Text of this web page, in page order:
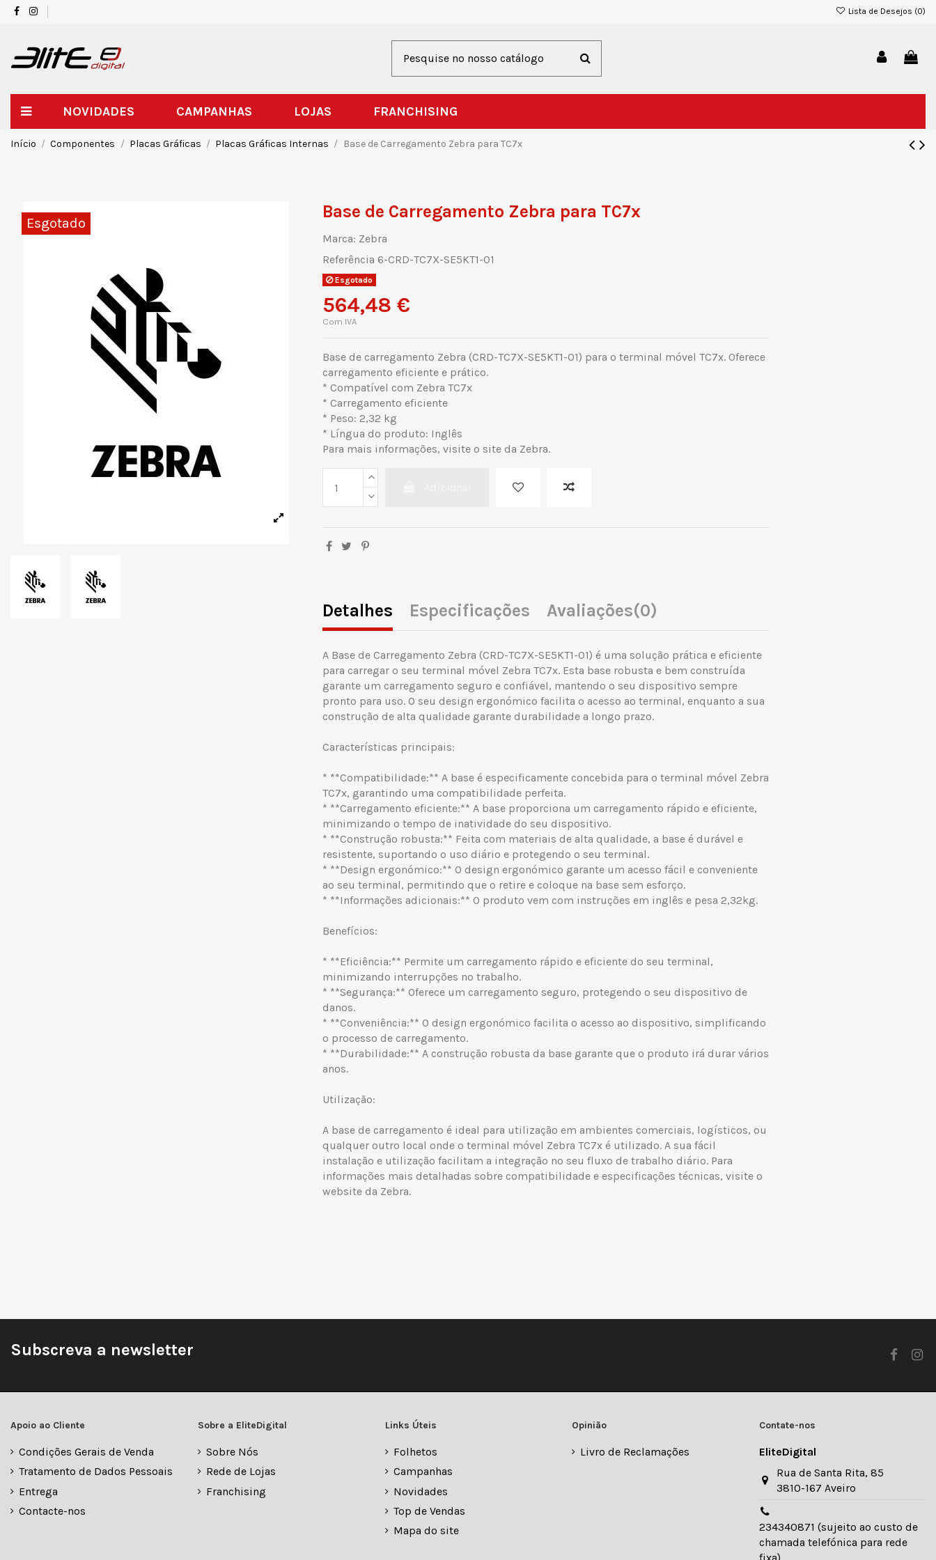
Lista de Desejos (0)
NOVIDADES CAMPANHAS LOJAS FRANCHISING
Início Componentes Placas Gráficas Placas Gráficas Internas Base de Carregamento Zebra para TC7x
Esgotado
Base de Carregamento Zebra para TC7x
Marca: Zebra
Referência 6-CRD-TC7X-SE5KT1-01
Esgotado
564,48 €
Com IVA
Base de carregamento Zebra (CRD-TC7X-SE5KT1-01) para o terminal móvel TC7x. Oferece
carregamento eficiente e prático.
* Compatível com Zebra TC7x
* Carregamento eficiente
* Peso: 2,32 kg
* Língua do produto: Inglês
Para mais informações, visite o site da Zebra.
Detalhes Especificações Avaliações(0)
A Base de Carregamento Zebra (CRD-TC7X-SE5KT1-01) é uma solução prática e eficiente
para carregar o seu terminal móvel Zebra TC7x. Esta base robusta e bem construída
garante um carregamento seguro e confiável, mantendo o seu dispositivo sempre
pronto para uso. O seu design ergonómico facilita o acesso ao terminal, enquanto a sua
construção de alta qualidade garante durabilidade a longo prazo.
Características principais:
* **Compatibilidade:** A base é especificamente concebida para o terminal móvel Zebra
TC7x, garantindo uma compatibilidade perfeita.
* **Carregamento eficiente:** A base proporciona um carregamento rápido e eficiente,
minimizando o tempo de inatividade do seu dispositivo.
* **Construção robusta:** Feita com materiais de alta qualidade, a base é durável e
resistente, suportando o uso diário e protegendo o seu terminal.
* **Design ergonómico:** O design ergonómico garante um acesso fácil e conveniente
ao seu terminal, permitindo que o retire e coloque na base sem esforço.
* **Informações adicionais:** O produto vem com instruções em inglês e pesa 2,32kg.
Benefícios:
* **Eficiência:** Permite um carregamento rápido e eficiente do seu terminal,
minimizando interrupções no trabalho.
* **Segurança:** Oferece um carregamento seguro, protegendo o seu dispositivo de
danos.
* **Conveniência:** O design ergonómico facilita o acesso ao dispositivo, simplificando
o processo de carregamento.
* **Durabilidade:** A construção robusta da base garante que o produto irá durar vários
anos.
Utilização:
A base de carregamento é ideal para utilização em ambientes comerciais, logísticos, ou
qualquer outro local onde o terminal móvel Zebra TC7x é utilizado. A sua fácil
instalação e utilização facilitam a integração no seu fluxo de trabalho diário. Para
informações mais detalhadas sobre compatibilidade e especificações técnicas, visite o
website da Zebra.
Subscreva a newsletter
Apoio ao Cliente
Condições Gerais de Venda
Tratamento de Dados Pessoais
Entrega
Contacte-nos
Sobre a EliteDigital
Sobre Nós
Rede de Lojas
Franchising
Links Úteis
Folhetos
Campanhas
Novidades
Top de Vendas
Mapa do site
Opinião
Livro de Reclamações
Contate-nos
EliteDigital
Rua de Santa Rita, 85
3810-167 Aveiro
234340871 (sujeito ao custo de
chamada telefónica para rede
fixa)